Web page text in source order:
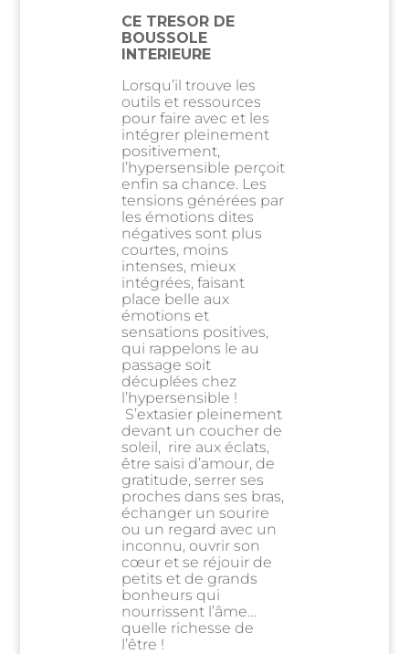
CE TRESOR DE
BOUSSOLE
INTERIEURE
Lorsqu’il trouve les
outils et ressources
pour faire avec et les
intégrer pleinement
positivement,
l’hypersensible perçoit
enfin sa chance. Les
tensions générées par
les émotions dites
négatives sont plus
courtes, moins
intenses, mieux
intégrées, faisant
place belle aux
émotions et
sensations positives,
qui rappelons le au
passage soit
décuplées chez
l’hypersensible !
S’extasier pleinement
devant un coucher de
soleil, rire aux éclats,
être saisi d’amour, de
gratitude, serrer ses
proches dans ses bras,
échanger un sourire
ou un regard avec un
inconnu, ouvrir son
cœur et se réjouir de
petits et de grands
bonheurs qui
nourrissent l’âme…
quelle richesse de
l’être !